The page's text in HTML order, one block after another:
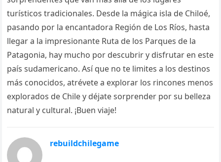
turísticos tradicionales. Desde la mágica isla de Chiloé,
pasando por la encantadora Región de Los Ríos, hasta
llegar a la impresionante Ruta de los Parques de la
Patagonia, hay mucho por descubrir y disfrutar en este
país sudamericano. Así que no te limites a los destinos
más conocidos, atrévete a explorar los rincones menos
explorados de Chile y déjate sorprender por su belleza
natural y cultural. ¡Buen viaje!
rebuildchilegame